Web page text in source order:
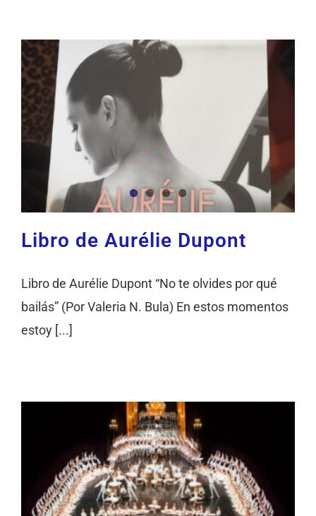
Libro de Aurélie Dupont
Libro de Aurélie Dupont “No te olvides por qué
bailás” (Por Valeria N. Bula) En estos momentos
estoy [...]